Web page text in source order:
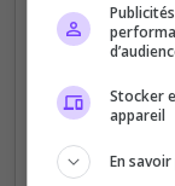
0
40
Stocker
appareil
En savoir